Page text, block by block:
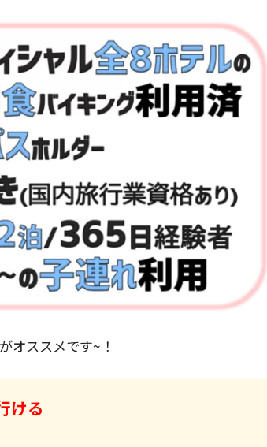
オススメです~！
ける